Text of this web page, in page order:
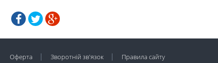
Оферта Зворотній зв'язок Правила сайту